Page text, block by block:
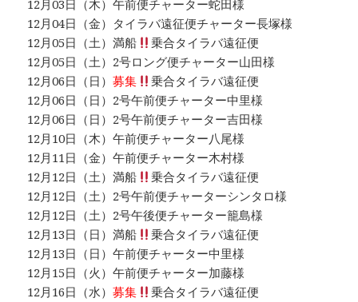
12月03日（木）午前便チャーター蛇田様
12月04日（金）タイラバ遠征便チャーター長塚様
12月05日（土）満船
乗合タイラバ遠征便
12月05日（土）2号ロング便チャーター山田様
12月06日（日）募集
乗合タイラバ遠征便
12月06日（日）2号午前便チャーター中里様
12月06日（日）2号午前便チャーター吉田様
12月10日（木）午前便チャーター八尾様
12月11日（金）午前便チャーター木村様
12月12日（土）満船
乗合タイラバ遠征便
12月12日（土）2号午前便チャーターシンタロ様
12月12日（土）2号午後便チャーター籠島様
12月13日（日）満船
乗合タイラバ遠征便
12月13日（日）午前便チャーター中里様
12月15日（火）午前便チャーター加藤様
12月16日（水）募集
乗合タイラバ遠征便